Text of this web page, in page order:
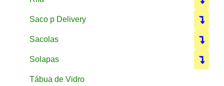
Saco p Delivery
Sacolas
Solapas
Tábua de Vidro